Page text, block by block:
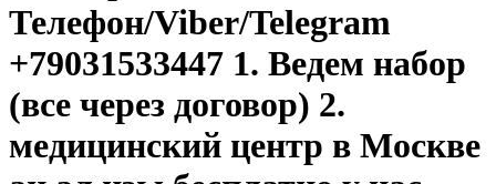
Телефон/Viber/Telegram
+79031533447 1. Ведем набор
(все через договор) 2.
медицинский центр в Москве